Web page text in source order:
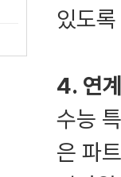
있도
4. 연
수능
은 파